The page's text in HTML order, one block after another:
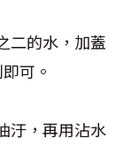
二的水，加蓋
可。
汙，再用沾水